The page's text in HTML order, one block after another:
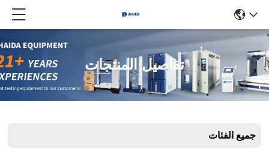
تفاصيل المنتجات
جميع الفئات